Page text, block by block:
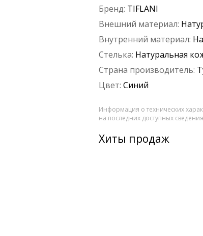
Бренд: TIFLANI
Внешний материал:
Внутренний материал:
Стелька: Натуральная
Страна производитель:
Цвет: Синий
Информация о технических
на последних доступных
Хиты продаж